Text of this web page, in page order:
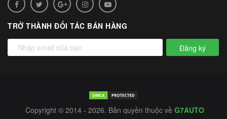
TRỞ THÀNH ĐỐI TÁC BÁN HÀNG
Đăng ký
Copyright © 2014 - 2026. Bản quyền thuộc về G7AUTO